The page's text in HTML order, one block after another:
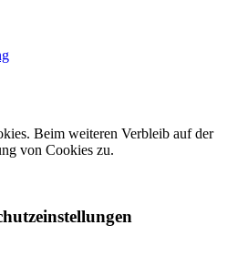
Beim weiteren Verbleib auf der
von Cookies zu.